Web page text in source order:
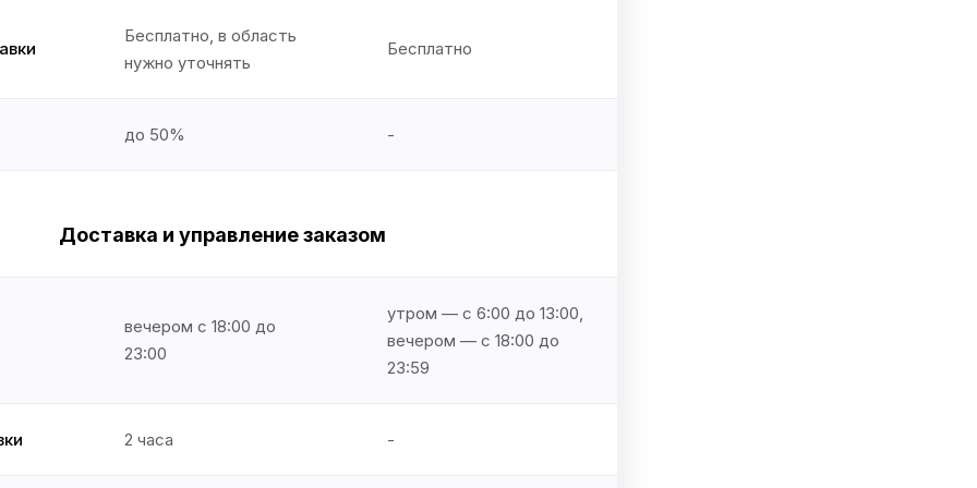
Бесплатно, в область
нужно уточнять
Бесплатно
до 50% -
Доставка и управление заказом
вечером с 18:00 до
23:00
утром — с 6:00 до 13:00,
вечером — с 18:00 до
23:59
2 часа -